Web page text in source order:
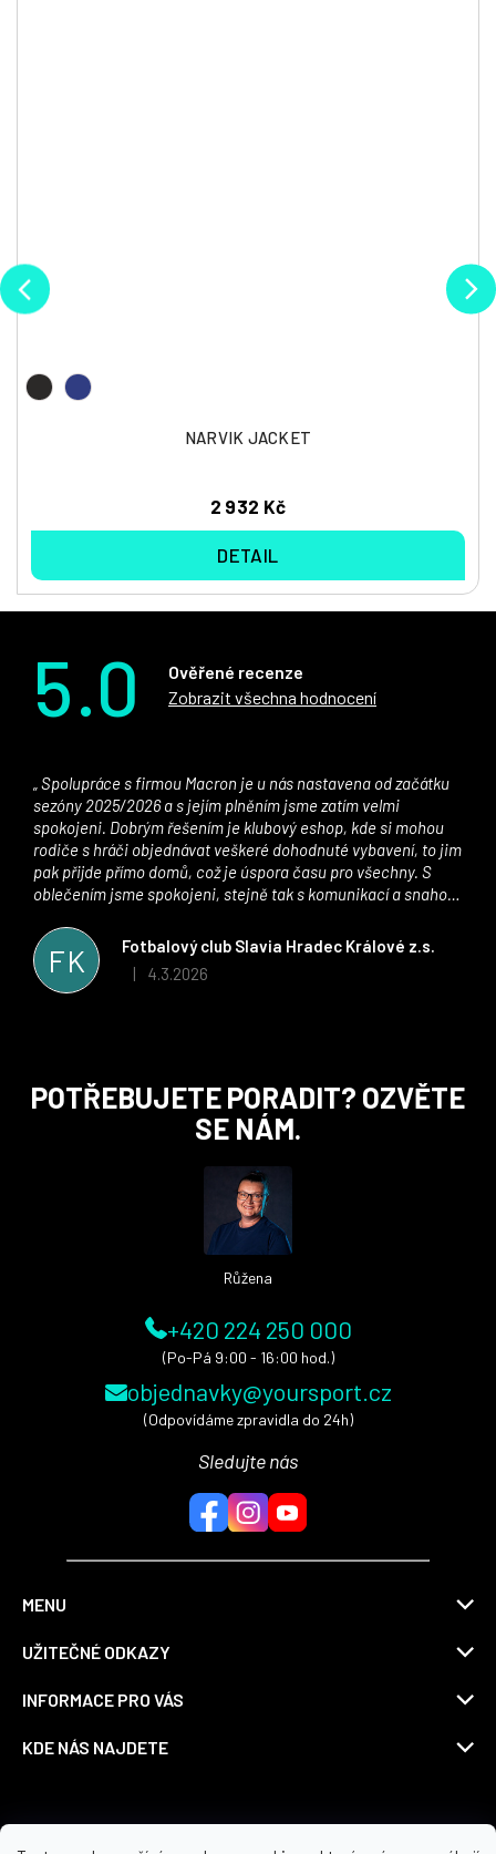
NARVIK JACKET
2 932 Kč
DETAIL
5.0
Ověřené recenze
Zobrazit všechna hodnocení
FK
Fotbalový club Slavia Hradec Králové z.s.
Hodnocení obchodu je 5 z 5 hvězdiček.
| 4.3.2026
sezóny 2025/2026 a s jejím plněním jsme zatím velmi
spokojeni. Dobrým řešením je klubový eshop, kde si mohou
rodiče s hráči objednávat veškeré dohodnuté vybavení, to jim
pak přijde přímo domů, což je úspora času pro všechny. S
oblečením jsme spokojeni, stejně tak s komunikací a snahou
stran. Věříme, že v tomto duchu bude spolupráce pokračovat
i nadále, nyní už začínáme řešit i první sady dresů ;)
POTŘEBUJETE PORADIT? OZVĚTE
SE NÁM.
Růžena
+420 224 250 000
(Po-Pá 9:00 - 16:00 hod.)
objednavky@yoursport.cz
(Odpovídáme zpravidla do 24h)
Sledujte nás
MENU
UŽITEČNÉ ODKAZY
INFORMACE PRO VÁS
KDE NÁS NAJDETE
Možnosti dopravy